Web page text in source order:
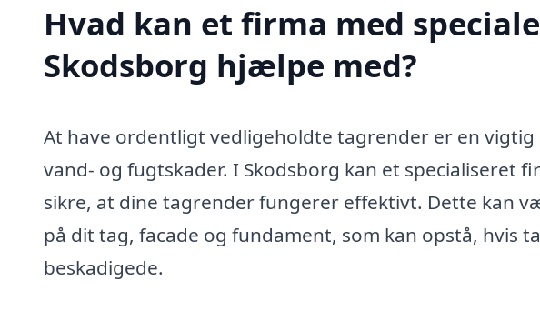
Hvad kan et firma med
Skodsborg hjælpe med?
At have ordentligt vedligeholdte tagrender er en
vand- og fugtskader. I Skodsborg kan et specialiseret
sikre, at dine tagrender fungerer effektivt. Dette kan
på dit tag, facade og fundament, som kan opstå, hvis
beskadigede.